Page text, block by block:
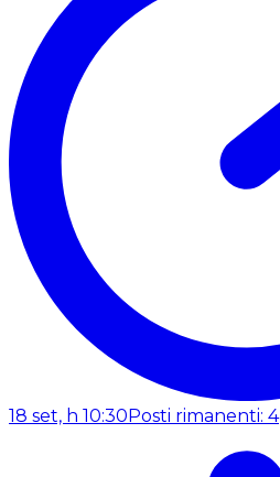
18 set, h 10:30Posti rimanenti: 4